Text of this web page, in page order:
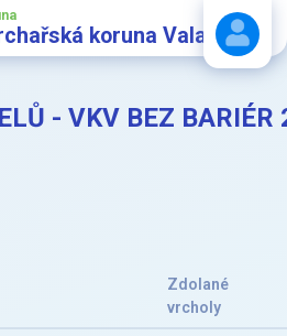
koruna Valašska
Stáhnout návod
- VKV BEZ BARIÉR
Zdolané
vrcholy